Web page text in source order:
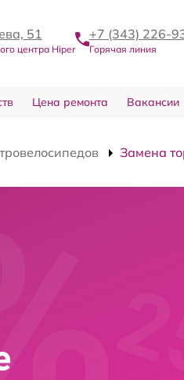
51
центра Hiper
+7 (343) 226-
Горячая линия
Цена ремонта Вакансии
Замена